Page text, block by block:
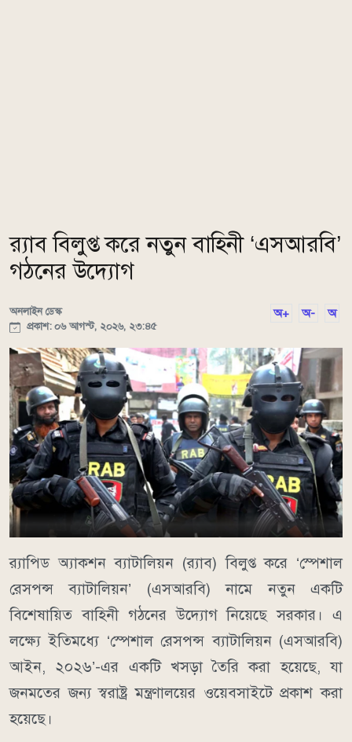
র‌্যাব বিলুপ্ত করে নতুন বাহিনী ‘এসআরবি’
গঠনের উদ্যোগ
অনলাইন ডেস্ক
প্রকাশ: ০৬ আগস্ট, ২০২৬, ২৩:৪৫
অ+ অ- অ
র‌্যাপিড অ্যাকশন ব্যাটালিয়ন (র‌্যাব) বিলুপ্ত করে ‘স্পেশাল
রেসপন্স ব্যাটালিয়ন’ (এসআরবি) নামে নতুন একটি
বিশেষায়িত বাহিনী গঠনের উদ্যোগ নিয়েছে সরকার। এ
লক্ষ্যে ইতিমধ্যে ‘স্পেশাল রেসপন্স ব্যাটালিয়ন (এসআরবি)
আইন, ২০২৬’-এর একটি খসড়া তৈরি করা হয়েছে, যা
জনমতের জন্য স্বরাষ্ট্র মন্ত্রণালয়ের ওয়েবসাইটে প্রকাশ করা
হয়েছে।